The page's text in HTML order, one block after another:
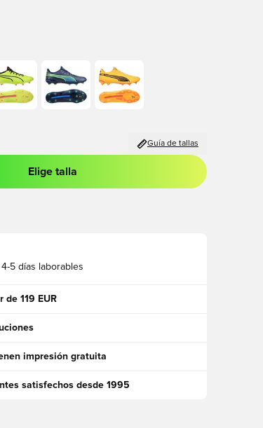
Guía de tallas
sesión o registrarse como miembro
Elige talla
4-5 días laborables
de 119 EUR
impresión gratuita
satisfechos desde 1995